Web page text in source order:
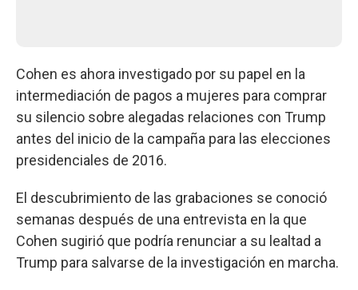
Cohen es ahora investigado por su papel en la
intermediación de pagos a mujeres para comprar
su silencio sobre alegadas relaciones con Trump
antes del inicio de la campaña para las elecciones
presidenciales de 2016.
El descubrimiento de las grabaciones se conoció
semanas después de una entrevista en la que
Cohen sugirió que podría renunciar a su lealtad a
Trump para salvarse de la investigación en marcha.